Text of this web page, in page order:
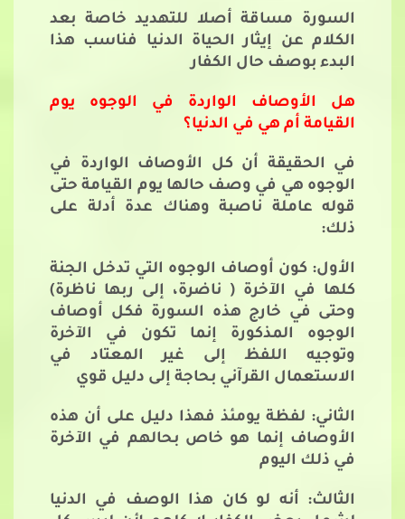
السورة مساقة أصلا للتهديد خاصة بعد
الكلام عن إيثار الحياة الدنيا فناسب هذا
البدء بوصف حال الكفار
هل الأوصاف الواردة في الوجوه يوم
القيامة أم هي في الدنيا؟
في الحقيقة أن كل الأوصاف الواردة في
الوجوه هي في وصف حالها يوم القيامة حتى
قوله عاملة ناصبة وهناك عدة أدلة على
ذلك:
الأول: كون أوصاف الوجوه التي تدخل الجنة
كلها في الآخرة ( ناضرة، إلى ربها ناظرة)
وحتى في خارج هذه السورة فكل أوصاف
الوجوه المذكورة إنما تكون في الآخرة
وتوجيه اللفظ إلى غير المعتاد في
الاستعمال القرآني بحاجة إلى دليل قوي
الثاني: لفظة يومئذ فهذا دليل على أن هذه
الأوصاف إنما هو خاص بحالهم في الآخرة
في ذلك اليوم
الثالث: أنه لو كان هذا الوصف في الدنيا